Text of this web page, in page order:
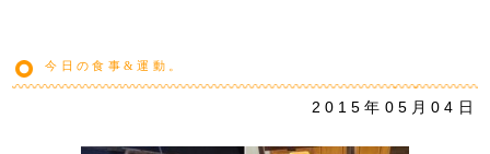
今日の食事&運動。
2015年05月04日